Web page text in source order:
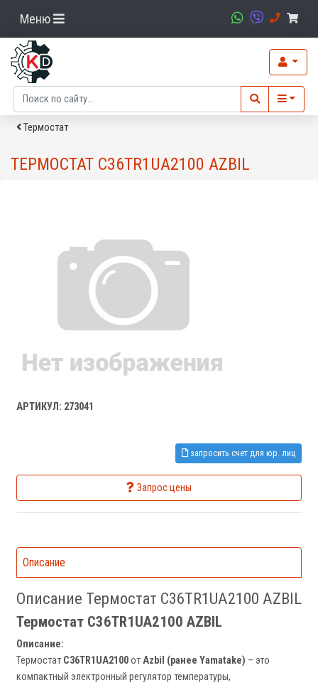
Меню
Термостат
ТЕРМОСТАТ C36TR1UA2100 AZBIL
АРТИКУЛ: 273041
запросить счет для юр. лиц
Запрос цены
Описание
Описание Термостат C36TR1UA2100 AZBIL
Термостат C36TR1UA2100 AZBIL
Описание:
Термостат C36TR1UA2100отAzbil (ранее Yamatake) – это
компактный электронный регулятор температуры,